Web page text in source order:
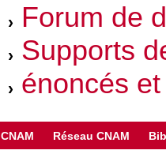
Forum de
Supports
énoncés
CNAM Réseau CNAM